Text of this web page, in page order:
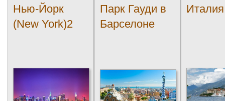
Нью-Йорк
(New York)2
Парк Гауди в
Барселоне